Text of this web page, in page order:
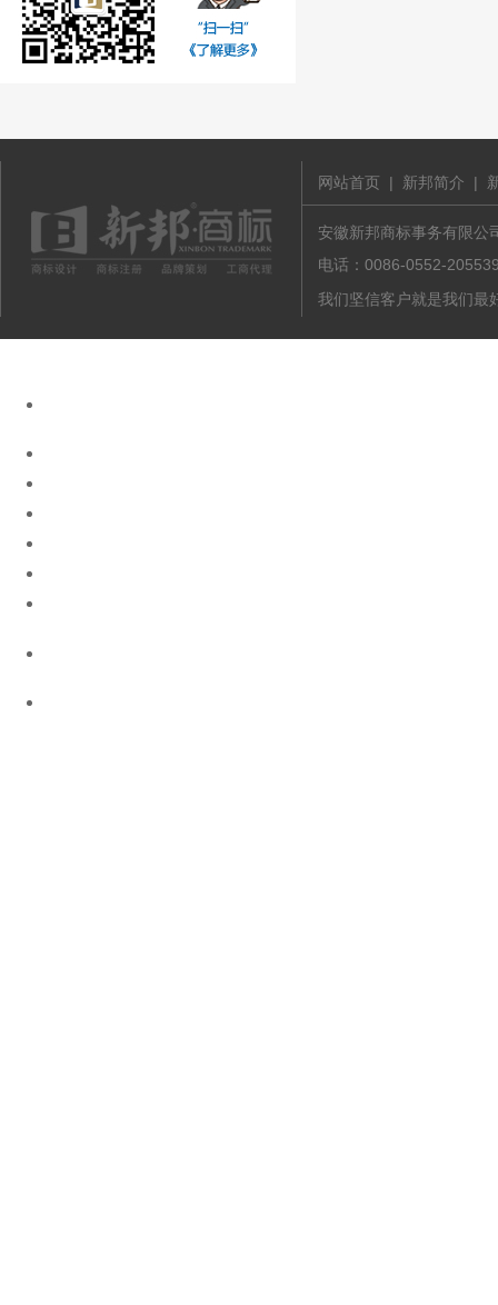
网站首页 | 新邦简介 |
安徽新邦商标事务有限公
电话：0086-0552-
我们坚信客户就是我们最